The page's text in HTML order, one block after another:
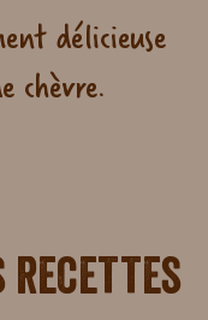
délicieuse
chèvre.
recettes